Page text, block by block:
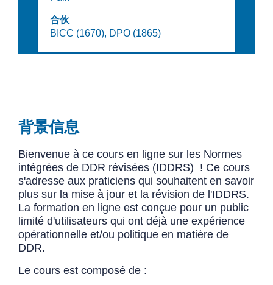
合伙
BICC (1670), DPO (1865)
背景信息
Bienvenue à ce cours en ligne sur les Normes
intégrées de DDR révisées (IDDRS) ! Ce cours
s'adresse aux praticiens qui souhaitent en savoir
plus sur la mise à jour et la révision de l'IDDRS.
La formation en ligne est conçue pour un public
limité d'utilisateurs qui ont déjà une expérience
opérationnelle et/ou politique en matière de
DDR.
Le cours est composé de :